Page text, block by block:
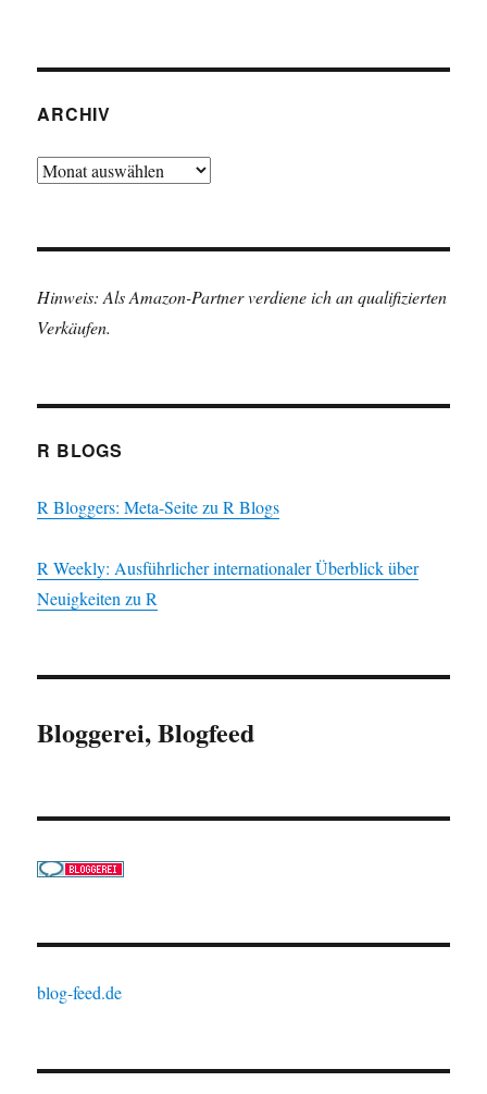
ARCHIV
Archiv
Hinweis: Als Amazon-Partner verdiene ich an qualifizierten
Verkäufen.
R BLOGS
R Bloggers: Meta-Seite zu R Blogs
R Weekly: Ausführlicher internationaler Überblick über
Neuigkeiten zu R
Bloggerei, Blogfeed
blog-feed.de